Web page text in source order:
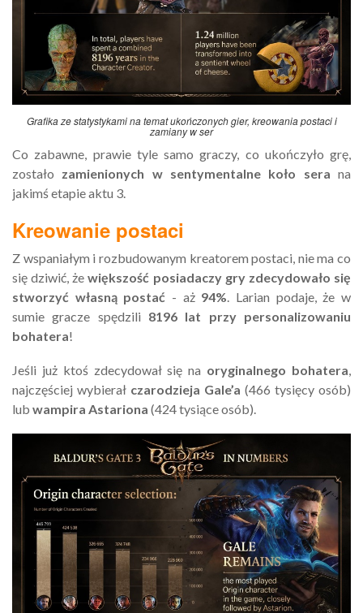
Grafika ze statystykami na temat ukończonych gier, kreowania postaci i
zamiany w ser
Co zabawne, prawie tyle samo graczy, co ukończyło grę,
zostało zamienionych w sentymentalne koło sera na
jakimś etapie aktu 3.
Kreowanie postaci
Z wspaniałym i rozbudowanym kreatorem postaci, nie ma co
się dziwić, żewiększość posiadaczy gry zdecydowało się
stworzyć własną postać - aż 94% . Larian podaje, że w
sumie gracze spędzili 8196 lat przy personalizowaniu
bohatera!
Jeśli już ktoś zdecydował się na oryginalnego bohatera
najczęściej wybierał czarodzieja Gale’a (466 tysięcy osób)
lub wampira Astariona (424 tysiące osób).